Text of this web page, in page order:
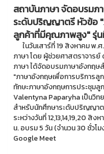
สถาบันภาษา จัดอบรมภ
ระดับปริญญาตรี หัวข้อ
ลูกค้าที่มีคุณภาพสูง" รุ่
ในวันเสาร์ที่ 19 สิงหาคม พ.
ภาษา โดย ผู้ช่วยศาสตราจาร
ภาษา ได้จัดอบรมภาษาอังกฤ
"ภาษาอังกฤษเพื่อการบริการ
ทักษะภาษาอังกฤษการประชุมลู
Valentyna Paparyha เป็นวิ
สำหรับนักศึกษาระดับปริญญาต
ระหว่างวันที่ 12,13,14,19,20
น. อบรม 5 วัน (จำนวน 30 ชั่วโ
Google Meet